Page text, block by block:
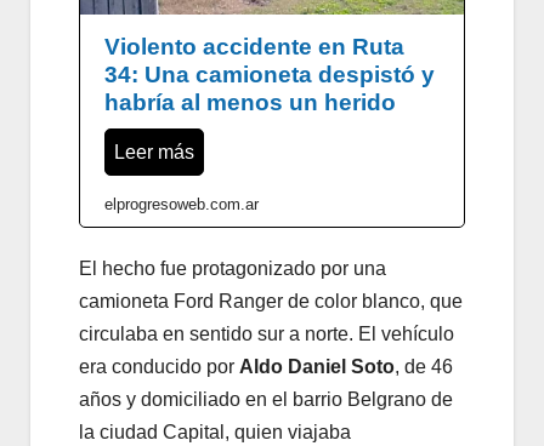
Violento accidente en Ruta
34: Una camioneta despistó y
habría al menos un herido
Leer más
elprogresoweb.com.ar
El hecho fue protagonizado por una
camioneta Ford Ranger de color blanco, que
circulaba en sentido sur a norte. El vehículo
era conducido por Aldo Daniel Soto, de 46
años y domiciliado en el barrio Belgrano de
la ciudad Capital, quien viajaba